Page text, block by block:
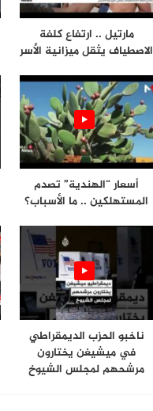
مارتيل .. ارتفاع كلفة
الاصطياف يثقل ميزانية الأسر
أسعار “الهندية” تصدم
المستهلكين .. ما الأسباب؟
ناخبو الحزب الديمقراطي
في ميشيغن يختارون
مرشحهم لمجلس الشيوخ